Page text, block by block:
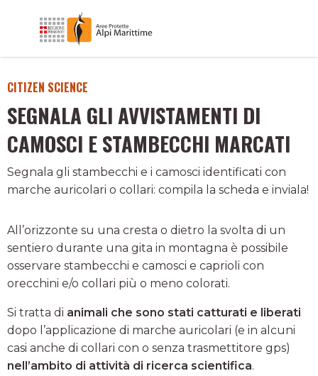
CITIZEN SCIENCE
SEGNALA GLI AVVISTAMENTI DI
CAMOSCI E STAMBECCHI MARCATI
Segnala gli stambecchi e i camosci identificati con
marche auricolari o collari: compila la scheda e inviala!
All’orizzonte su una cresta o dietro la svolta di un
sentiero durante una gita in montagna è possibile
osservare stambecchi e camosci e caprioli con
orecchini e/o collari più o meno colorati.
Si tratta di animali che sono stati catturati e liberati
dopo l’applicazione di marche auricolari (e in alcuni
casi anche di collari con o senza trasmettitore gps)
nell’ambito di attività di ricerca scientifica.